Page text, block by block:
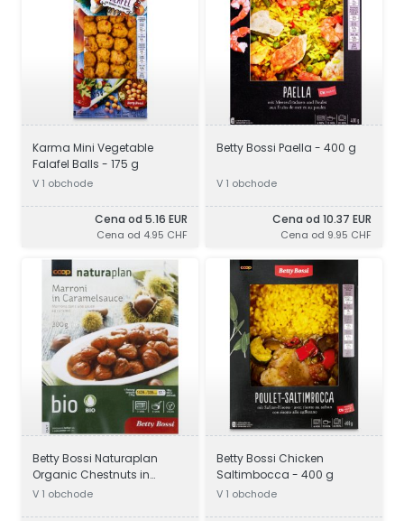
Karma Mini Vegetable
Falafel Balls - 175 g
V 1 obchode
Cena od 5.16 EUR
Cena od 4.95 CHF
Betty Bossi Paella - 400 g
V 1 obchode
Cena od 10.37 EUR
Cena od 9.95 CHF
Betty Bossi Naturaplan
Organic Chestnuts in
Caramel Sauce - 300 g
V 1 obchode
Betty Bossi Chicken
Saltimbocca - 400 g
V 1 obchode